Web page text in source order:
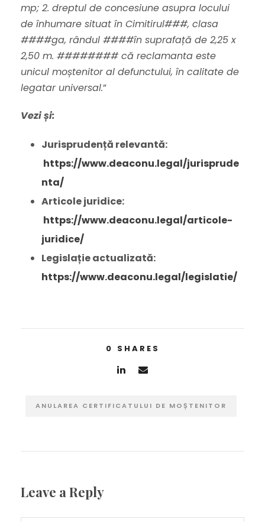
mp; 2. dreptul de concesiune asupra locului
de înhumare situat în Cimitirul###, clasa
####ga, rândul ####în suprafață de 2,25 x
2,50 m. ######## că reclamanta este
unicul moștenitor al defunctului, în calitate de
legatar universal.”
Vezi și:
Jurisprudență relevantă:
https://www.deaconu.legal/jurisprude
nta/
Articole juridice:
https://www.deaconu.legal/articole-
juridice/
Legislație actualizată:
https://www.deaconu.legal/legislatie/
0 SHARES
ANULAREA CERTIFICATULUI DE MOȘTENITOR
Leave a Reply